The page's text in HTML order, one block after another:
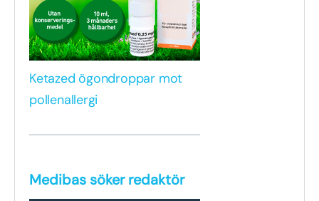
Ketazed ögondroppar mot
pollenallergi
Medibas söker redaktör